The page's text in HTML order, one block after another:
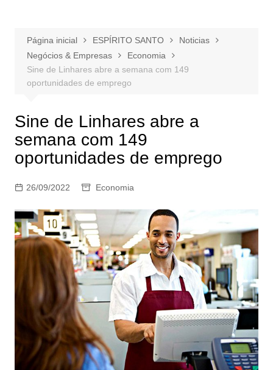
Página inicial ESPÍRITO SANTO
Noticias
Negócios & Empresas
Economia
Sine de Linhares abre a semana com 149
oportunidades de emprego
Sine de Linhares abre a
semana com 149
oportunidades de emprego
26/09/2022 Economia